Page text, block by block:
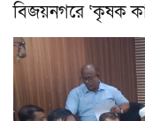
বিজয়নগরে ‘কৃষক